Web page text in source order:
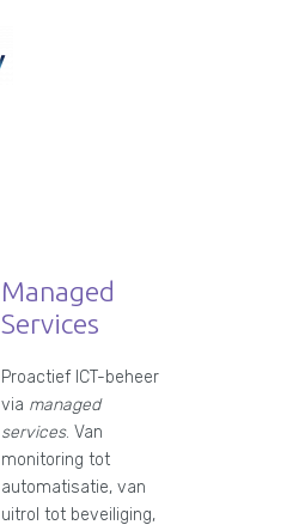
Managed
Services
Proactief ICT-beheer
via managed
services. Van
monitoring tot
automatisatie, van
uitrol tot beveiliging,